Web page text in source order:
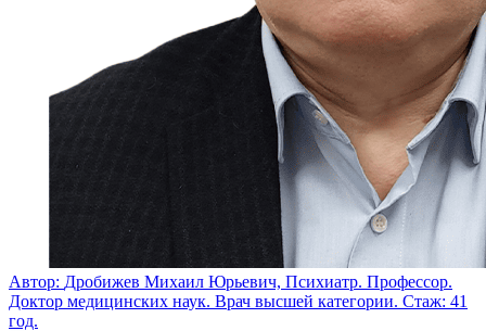
Автор: Дробижев Михаил Юрьевич, Психиатр. Профессор.
Доктор медицинских наук. Врач высшей категории. Стаж: 41
год.